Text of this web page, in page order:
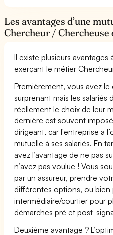
Les avantages d’une
Chercheur / Chercheuse
Il existe plusieurs avantages
exerçant le métier
Premièrement, vous avez le
surprenant mais les salariés
réellement le choix de leur
dernière est souvent
dirigeant, car l'entreprise a
mutuelle à ses salariés. En
avez l’avantage de ne pas
n’avez pas voulue ! Vous
par un assureur, prendre
différentes options, ou bien
intermédiaire/courtier pour
démarches pré et post-
Deuxième avantage ?